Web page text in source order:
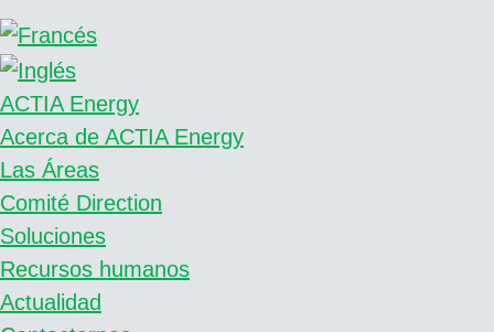
ACTIA Energy
Acerca de ACTIA Energy
Las Áreas
Comité Direction
Soluciones
Recursos humanos
Actualidad